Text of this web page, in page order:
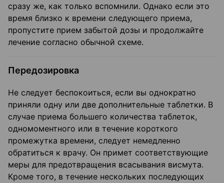
сразу же, как только вспомнили. Однако если это
время близко к времени следующего приема,
пропустите прием забытой дозы и продолжайте
лечение согласно обычной схеме.
Передозировка
Не следует беспокоиться, если вы однократно
приняли одну или две дополнительные таблетки. В
случае приема большего количества таблеток,
одномоментного или в течение короткого
промежутка времени, следует немедленно
обратиться к врачу. Он примет соответствующие
меры для предотвращения всасывания висмута.
Кроме того, в течение нескольких последующих